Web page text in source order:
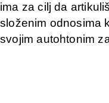
ima za cilj da
složenim odnosima
svojim autohtonim